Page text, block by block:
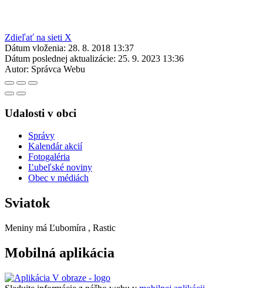
Zdieľať na sieti X
Dátum vloženia: 28. 8. 2018 13:37
Dátum poslednej aktualizácie: 25. 9. 2023 13:36
Autor: Správca Webu
Udalosti v obci
Správy
Kalendár akcií
Fotogaléria
Ľubeľské noviny
Obec v médiách
Sviatok
Meniny má Ľubomíra , Rastic
Mobilná aplikácia